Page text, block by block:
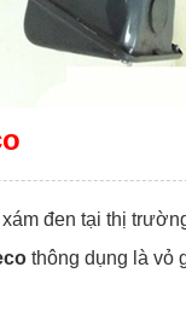
đen tại thị
thông dụng là vỏ